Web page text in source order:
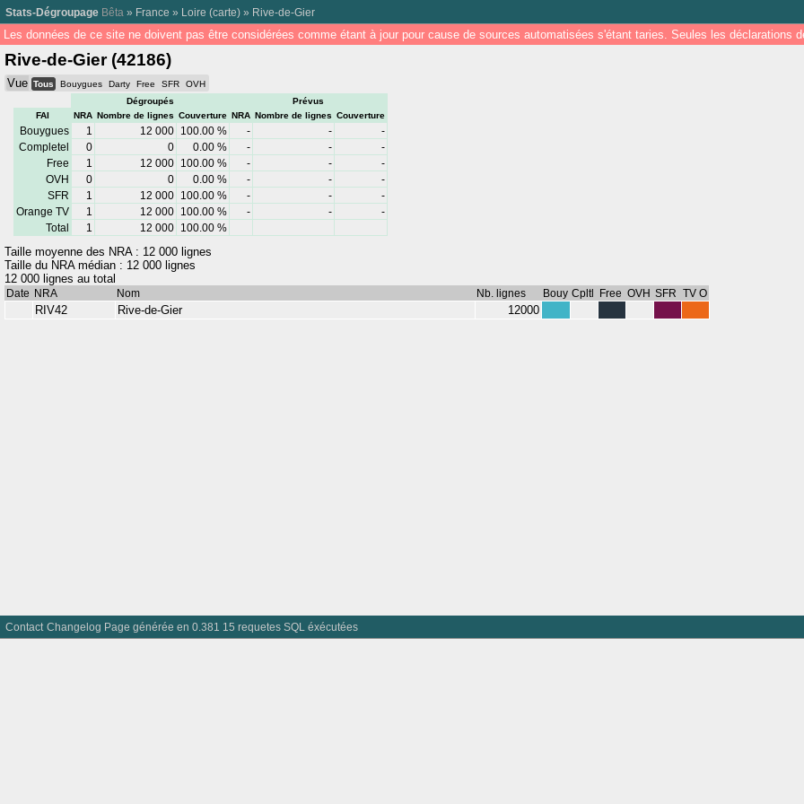
Stats-Dégroupage Bêta » France » Loire (carte) » Rive-de-Gier
Les données de ce site ne doivent pas être considérées comme étant à jour pour cause de sources automatisées s'étant taries. Seules les déclarations
Rive-de-Gier (42186)
Vue Tous Bouygues Darty Free SFR
OVH
Dégroupés
Prévus
FAI
NRA Nombre de lignes Couverture NRA Nombre de lignes Couverture
Bouygues 1 12 000 100.00 % - -
-
Completel
0 0 0.00 % - -
-
Free
1 12 000 100.00 % - -
-
OVH
0 0 0.00 % - -
-
SFR
1 12 000 100.00 % - -
-
Orange TV
1 12 000 100.00 % - -
-
Total
1 12 000 100.00 %
Taille moyenne des NRA : 12 000 lignes
Taille du NRA médian : 12 000 lignes
12 000 lignes au total
Date NRA Nom Nb. lignes Bouy Cpltl Free OVH SFR TV O
RIV42 Rive-de-Gier 12000
Contact Changelog Page générée en 0.381 15 requetes SQL éxécutées